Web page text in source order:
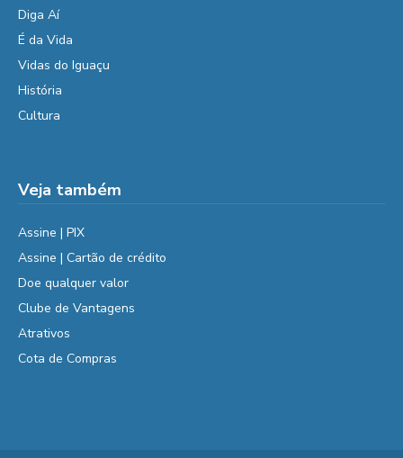
Diga Aí
É da Vida
Vidas do Iguaçu
História
Cultura
Veja também
Assine | PIX
Assine | Cartão de crédito
Doe qualquer valor
Clube de Vantagens
Atrativos
Cota de Compras